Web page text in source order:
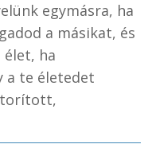
egymásra, ha
a másikat, és
ha
a te életedet